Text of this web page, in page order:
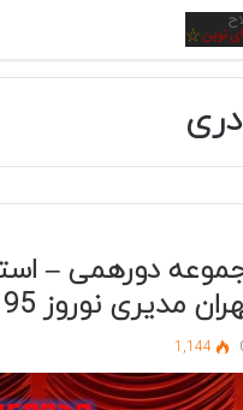
دورهمی –
مدیری نوروز 95
1,144